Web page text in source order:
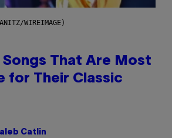
WIREIMAGE)
That Are Most
for Their Classic
Catlin